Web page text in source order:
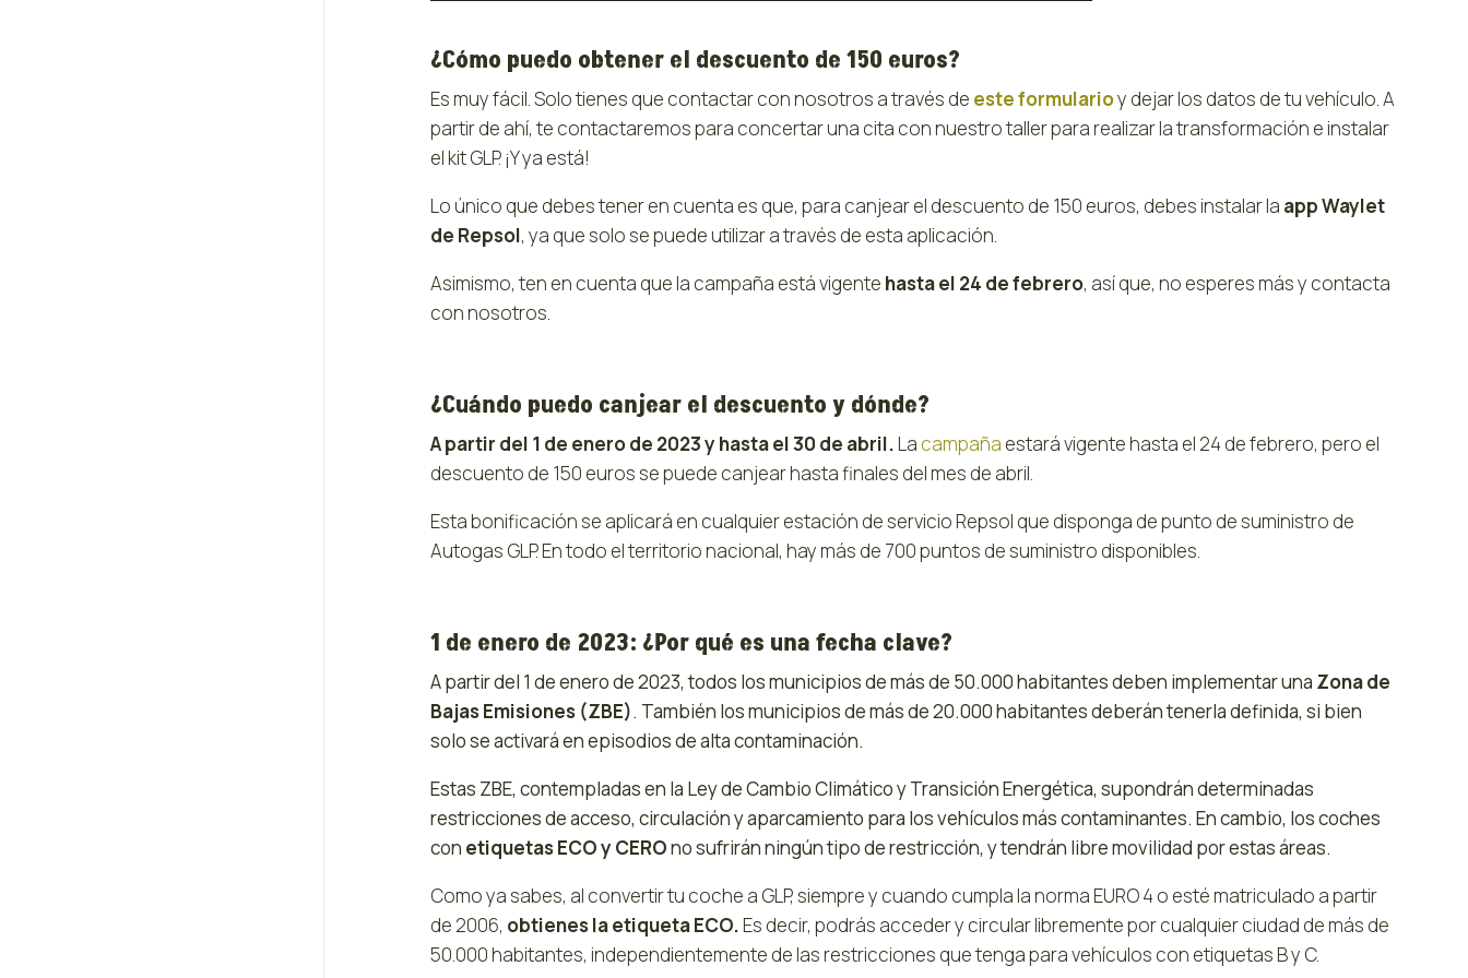
¿Cómo puedo obtener el descuento de 150 euros?
Es muy fácil. Solo tienes que contactar con nosotros a través de este formularioy dejar los datos de tu vehículo. A
partir de ahí, te contactaremos para concertar una cita con nuestro taller para realizar la transformación e instalar
el kit GLP. ¡Y ya está!
Lo único que debes tener en cuenta es que, para canjear el descuento de 150 euros, debes instalar la app Waylet
de Repsol, ya que solo se puede utilizar a través de esta aplicación.
Asimismo, ten en cuenta que la campaña está vigente hasta el 24 de febrero, así que, no esperes más y contacta
con nosotros.
¿Cuándo puedo canjear el descuento y dónde?
A partir del 1 de enero de 2023 y hasta el 30 de abril.La campaña estará vigente hasta el 24 de febrero, pero el
descuento de 150 euros se puede canjear hasta finales del mes de abril.
Esta bonificación se aplicará en cualquier estación de servicio Repsol que disponga de punto de suministro de
Autogas GLP. En todo el territorio nacional, hay más de 700 puntos de suministro disponibles.
1 de enero de 2023: ¿Por qué es una fecha clave?
A partir del 1 de enero de 2023, todos los municipios de más de 50.000 habitantes deben implementar una Zona de
Bajas Emisiones (ZBE). También los municipios de más de 20.000 habitantes deberán tenerla definida, si bien
solo se activará en episodios de alta contaminación.
Estas ZBE, contempladas en la Ley de Cambio Climático y Transición Energética, supondrán determinadas
restricciones de acceso, circulación y aparcamiento para los vehículos más contaminantes. En cambio, los coches
con etiquetas ECO y CEROno sufrirán ningún tipo de restricción, y tendrán libre movilidad por estas áreas.
Como ya sabes, al convertir tu coche a GLP, siempre y cuando cumpla la norma EURO 4 o esté matriculado a partir
de 2006, obtienes la etiqueta ECO.Es decir, podrás acceder y circular libremente por cualquier ciudad de más de
50.000 habitantes, independientemente de las restricciones que tenga para vehículos con etiquetas B y C.